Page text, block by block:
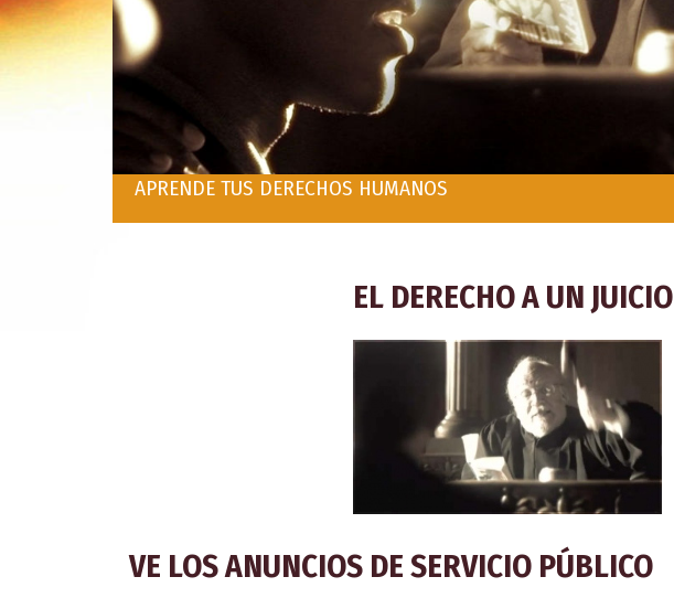
Video
APRENDE TUS DERECHOS HUMANOS
EL DERECHO A UN JUICIO
VE LOS ANUNCIOS DE SERVICIO PÚBLICO